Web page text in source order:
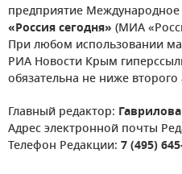
предприятие
«Россия сегодня» (МИА
При любом использовании
РИА Новости Крым
обязательна не ниже второго
Главный редактор:
Адрес электронной почты
Телефон Редакции: 7 (495)